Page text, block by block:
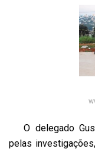
O delegado
pelas